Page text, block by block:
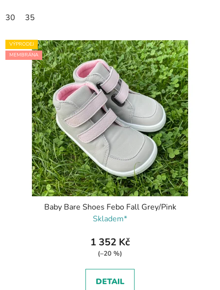
30 35
VÝPRODEJ
MEMBRÁNA
Baby Bare Shoes Febo Fall Grey/Pink
Skladem*
1 352 Kč
(–20 %)
DETAIL